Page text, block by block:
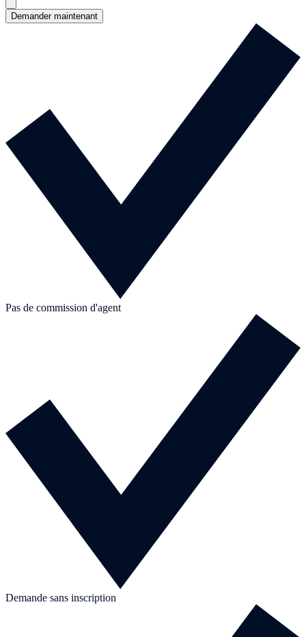
Demander maintenant
Pas de commission d'agent
Demande sans inscription